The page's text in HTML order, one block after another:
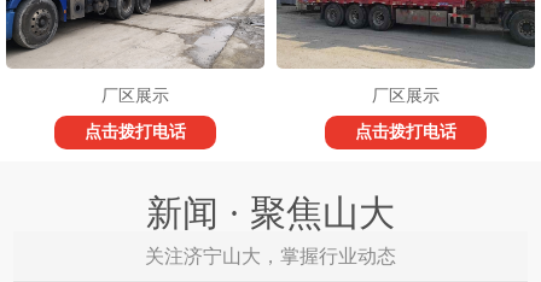
厂区展示
点击拨打电话
厂区展示
点击拨打电话
新闻 · 聚焦山大
关注济宁山大，掌握行业动态